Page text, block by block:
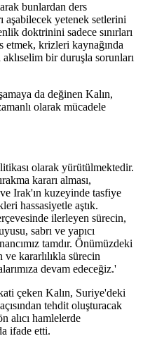
bunlardan ders
aşabilecek yetenek setlerini
doktrinini sadece sınırları
etmek, krizleri kaynağında
bir duruşla sorunları
da değinen Kalın,
olarak mücadele
olarak yürütülmektedir.
kararı alması,
Irak'ın kuzeyinde tasfiye
hassasiyetle aştık.
ilerleyen sürecin,
sabrı ve yapıcı
tamdır. Önümüzdeki
ve kararlılıkla sürecin
devam edeceğiz.'
çeken Kalın, Suriye'deki
tehdit oluşturacak
alıcı hamlelerde
ifade etti.